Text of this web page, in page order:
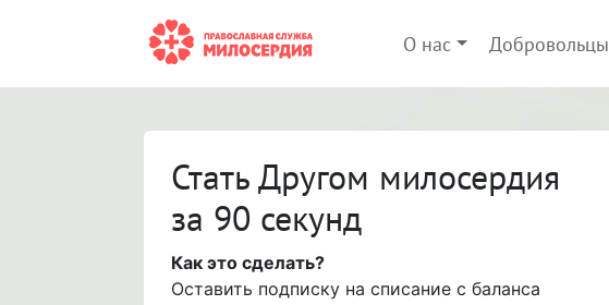
О нас Добровольцы
Стать Другом милосердия
за 90 секунд
Как это сделать?
Оставить подписку на списание с баланса